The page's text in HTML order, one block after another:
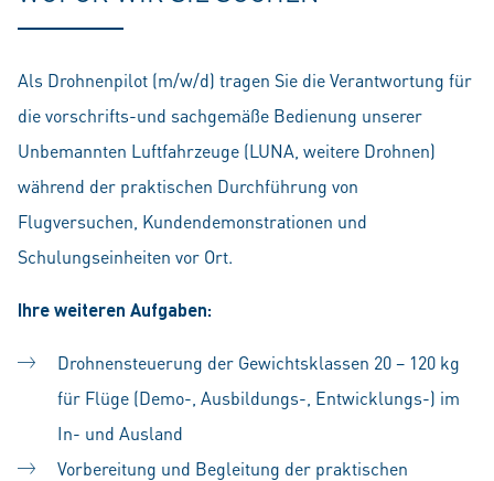
Als Drohnenpilot (m/w/d) tragen Sie die Verantwortung für
die vorschrifts-und sachgemäße Bedienung unserer
Unbemannten Luftfahrzeuge (LUNA, weitere Drohnen)
während der praktischen Durchführung von
Flugversuchen, Kundendemonstrationen und
Schulungseinheiten vor Ort.
Ihre weiteren Aufgaben:
Drohnensteuerung der Gewichtsklassen 20 – 120 kg
für Flüge (Demo-, Ausbildungs-, Entwicklungs-) im
In- und Ausland
Vorbereitung und Begleitung der praktischen